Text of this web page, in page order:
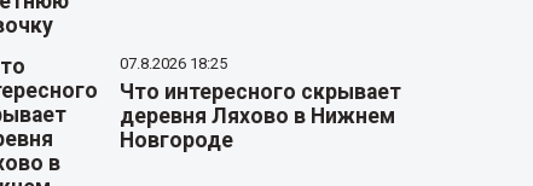
07.8.2026 18:25
Что интересного скрывает
деревня Ляхово в Нижнем
Новгороде